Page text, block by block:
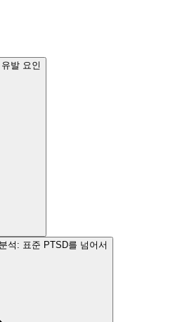
발 요인
석: 표준 PTSD를 넘어서